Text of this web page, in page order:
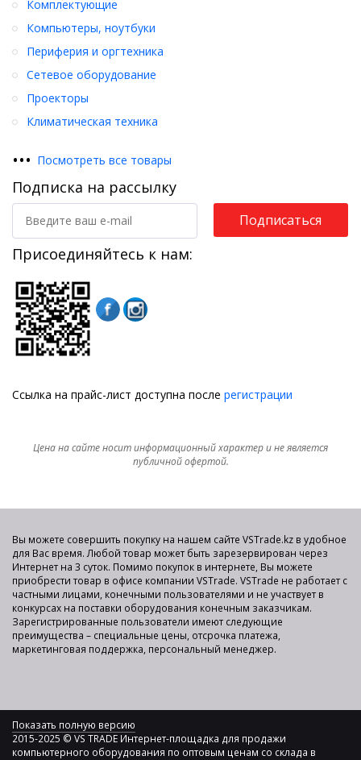
Комплектующие
Компьютеры, ноутбуки
Периферия и оргтехника
Сетевое оборудование
Проекторы
Климатическая техника
••• Посмотреть все товары
Подписка на рассылку
Подписаться
Присоединяйтесь к нам:
Ссылка на прайс-лист доступна после регистрации
Цена на сайте носит информационный характер и не является
публичной офертой.
Вы можете совершить покупку на нашем сайте VSTrade.kz в удобное
для Вас время. Любой товар может быть зарезервирован через
Интернет на 3 суток. Помимо покупок в интернете, Вы можете
приобрести товар в офисе компании VSTrade. VSTrade не работает с
частными лицами, конечными пользователями и не участвует в
конкурсах на поставки оборудования конечным заказчикам.
Зарегистрированные пользователи имеют следующие
преимущества – специальные цены, отсрочка платежа,
маркетинговая поддержка, персональный менеджер.
Показать полную версию
2015-2025 © VS TRADE Интернет-площадка для продажи
компьютерного оборудования по оптовым ценам со склада в